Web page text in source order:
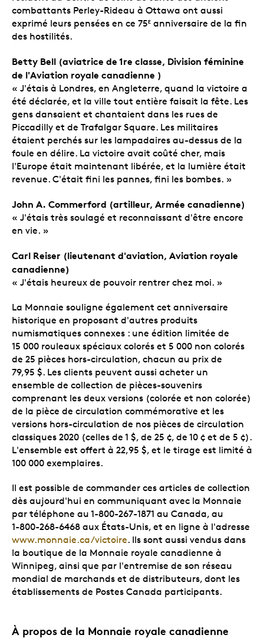
combattants Perley-Rideau à Ottawa ont aussi
exprimé leurs pensées en ce 75E anniversaire de la fin
des hostilités.
Betty Bell (aviatrice de 1re classe, Division féminine
de l'Aviation royale canadienne )
« J'étais à Londres, en Angleterre, quand la victoire a
été déclarée, et la ville tout entière faisait la fête. Les
gens dansaient et chantaient dans les rues de
Piccadilly et de Trafalgar Square. Les militaires
étaient perchés sur les lampadaires au-dessus de la
foule en délire. La victoire avait coûté cher, mais
l'Europe était maintenant libérée, et la lumière était
revenue. C'était fini les pannes, fini les bombes. »
John A. Commerford (artilleur, Armée canadienne)
« J'étais très soulagé et reconnaissant d'être encore
en vie. »
Carl Reiser (lieutenant d'aviation, Aviation royale
canadienne)
« J'étais heureux de pouvoir rentrer chez moi. »
La Monnaie souligne également cet anniversaire
historique en proposant d'autres produits
numismatiques connexes : une édition limitée de
15 000 rouleaux spéciaux colorés et 5 000 non colorés
de 25 pièces hors-circulation, chacun au prix de
79,95 $. Les clients peuvent aussi acheter un
ensemble de collection de pièces-souvenirs
comprenant les deux versions (colorée et non colorée)
de la pièce de circulation commémorative et les
versions hors-circulation de nos pièces de circulation
classiques 2020 (celles de 1 $, de 25 ¢, de 10 ¢ et de 5 ¢).
L'ensemble est offert à 22,95 $, et le tirage est limité à
100 000 exemplaires.
Il est possible de commander ces articles de collection
dès aujourd'hui en communiquant avec la Monnaie
par téléphone au 1-800-267-1871 au Canada, au
1-800-268-6468 aux États-Unis, et en ligne à l'adresse
www.monnaie.ca/victoire. Ils sont aussi vendus dans
la boutique de la Monnaie royale canadienne à
Winnipeg, ainsi que par l'entremise de son réseau
mondial de marchands et de distributeurs, dont les
établissements de Postes Canada participants.
À propos de la Monnaie royale canadienne